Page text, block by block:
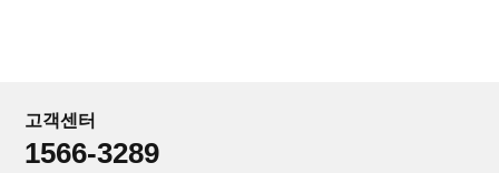
고객센터
1566-3289